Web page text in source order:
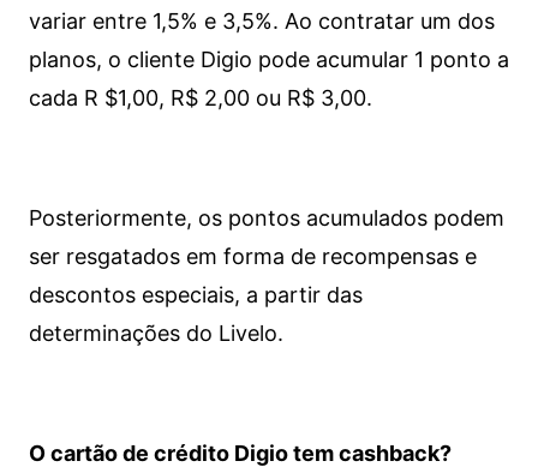
variar entre 1,5% e 3,5%. Ao contratar um dos
planos, o cliente Digio pode acumular 1 ponto a
cada R $1,00, R$ 2,00 ou R$ 3,00.
Posteriormente, os pontos acumulados podem
ser resgatados em forma de recompensas e
descontos especiais, a partir das
determinações do Livelo.
O cartão de crédito Digio tem cashback?